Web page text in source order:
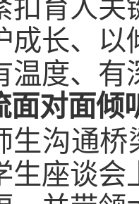
成长、
温度、
面对面倾
生沟通
生座谈